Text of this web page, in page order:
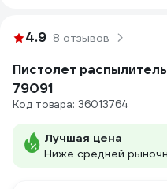
4.9 8 отзывов
Пистолет
79091
Код товара: 36013764
Лучшая цена
Ниже средней